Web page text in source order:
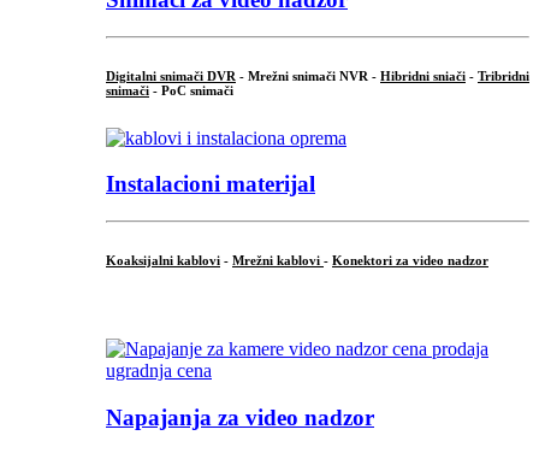
Digitalni snimači DVR - Mrežni snimači NVR - Hibridni sniači - Tribridni
snimači - PoC snimači
Instalacioni materijal
Koaksijalni kablovi - Mrežni kablovi - Konektori za video nadzor
Napajanja za video nadzor